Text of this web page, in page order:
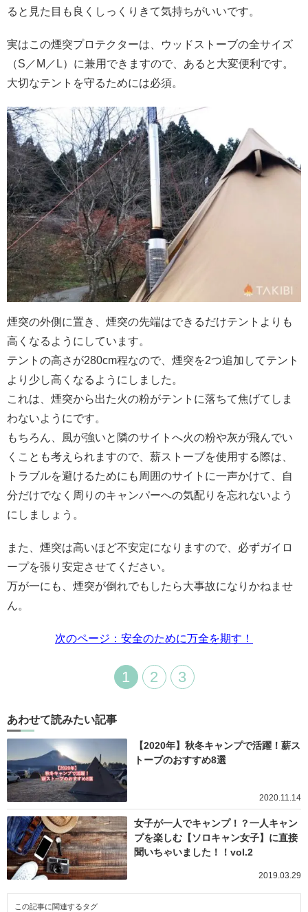
ると見た目も良くしっくりきて気持ちがいいです。
実はこの煙突プロテクターは、ウッドストーブの全サイズ
（S／M／L）に兼用できますので、あると大変便利です。
大切なテントを守るためには必須。
煙突の外側に置き、煙突の先端はできるだけテントよりも
高くなるようにしています。
テントの高さが280cm程なので、煙突を2つ追加してテント
より少し高くなるようにしました。
これは、煙突から出た火の粉がテントに落ちて焦げてしま
わないようにです。
もちろん、風が強いと隣のサイトへ火の粉や灰が飛んでい
くことも考えられますので、薪ストーブを使用する際は、
トラブルを避けるためにも周囲のサイトに一声かけて、自
分だけでなく周りのキャンパーへの気配りを忘れないよう
にしましょう。
また、煙突は高いほど不安定になりますので、必ずガイロ
ープを張り安定させてください。
万が一にも、煙突が倒れでもしたら大事故になりかねませ
ん。
次のページ：安全のために万全を期す！
1 2 3
あわせて読みたい記事
【2020年】秋冬キャンプで活躍！薪ス
トーブのおすすめ8選
2020.11.14
女子が一人でキャンプ！？一人キャン
プを楽しむ【ソロキャン女子】に直接
聞いちゃいました！！vol.2
2019.03.29
この記事に関連するタグ